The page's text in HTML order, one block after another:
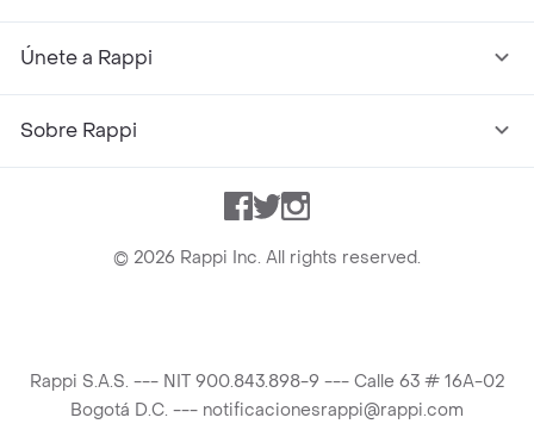
Únete a Rappi
Sobre Rappi
Facebook
TwitterInstagram
© 2026 Rappi Inc. All rights reserved.
Rappi S.A.S. --- NIT 900.843.898-9 --- Calle 63 # 16A-02
Bogotá D.C. --- notificacionesrappi@rappi.com